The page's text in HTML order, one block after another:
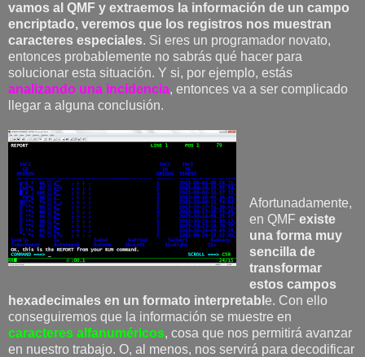
vamos al QMF y extraemos la información de un campo
encriptado, veremos que los registros nos muestran
caracteres especiales. Si eres un programador novato,
entonces probablemente no sabrás qué hacer para
solucionar esta situación. Y si, por ejemplo, estás
analizando una incidencia, entonces va a ser complicado
llegar a alguna conclusión.
Afortunadamente,
en QMF existe
una forma muy
sencilla de
transformar
estos campos
hexadecimales en un formato interpretabl e. Con ello
conseguiremos que la información se muestre en
caracteres alfanuméricos, cosa que nos permitirá avanzar
en nuestro trabajo. O, al menos, nos servirá para decodificar